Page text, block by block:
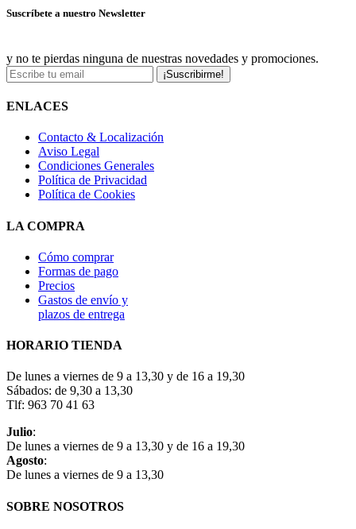
Suscríbete a nuestro Newsletter
y no te pierdas ninguna de nuestras novedades y promociones.
¡Suscribirme!
ENLACES
Contacto & Localización
Aviso Legal
Condiciones Generales
Política de Privacidad
Política de Cookies
LA COMPRA
Cómo comprar
Formas de pago
Precios
Gastos de envío y
plazos de entrega
HORARIO TIENDA
De lunes a viernes de 9 a 13,30 y de 16 a 19,30
Sábados: de 9,30 a 13,30
Tlf: 963 70 41 63
Julio:
De lunes a viernes de 9 a 13,30 y de 16 a 19,30
Agosto:
De lunes a viernes de 9 a 13,30
SOBRE NOSOTROS